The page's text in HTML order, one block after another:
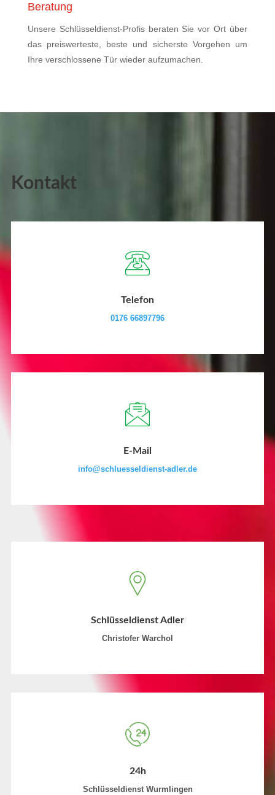
Beratung
Unsere Schlüsseldienst-Profis beraten Sie vor Ort über
das preiswerteste, beste und sicherste Vorgehen um
Ihre verschlossene Tür wieder aufzumachen.
Kontakt
Telefon
0176 66897796
E-Mail
info@schluesseldienst-adler.de​
Schlüsseldienst Adler
Christofer Warchol
24h
Schlüsseldienst Wurmlingen